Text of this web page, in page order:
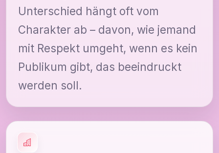
Unterschied hängt oft vom
Charakter ab – davon, wie jemand
mit Respekt umgeht, wenn es kein
Publikum gibt, das beeindruckt
werden soll.